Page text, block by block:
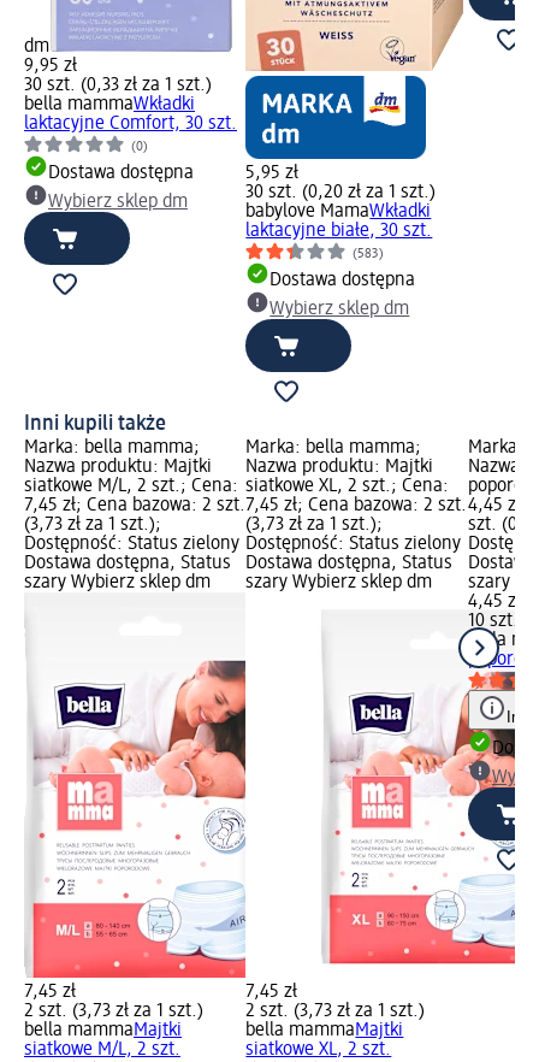
dm
9,95 zł
30 szt. (0,33 zł za 1 szt.)
bella mammaWkładki
laktacyjne Comfort, 30 szt.
(0)
Dostawa dostępna
Wybierz sklep dm
5,95 zł
30 szt. (0,20 zł za 1 szt.)
babylove MamaWkładki
laktacyjne białe, 30 szt.
(583)
Dostawa dostępna
Wybierz sklep dm
Inni kupili także
Marka: bella mamma;
Nazwa produktu: Majtki
siatkowe M/L, 2 szt.; Cena:
7,45 zł; Cena bazowa: 2 szt.
(3,73 zł za 1 szt.);
Dostępność: Status zielony
Dostawa dostępna, Status
szary Wybierz sklep dm
7,45 zł
2 szt. (3,73 zł za 1 szt.)
bella mammaMajtki
siatkowe M/L, 2 szt.
Marka: bella mamma;
Nazwa produktu: Majtki
siatkowe XL, 2 szt.; Cena:
7,45 zł; Cena bazowa: 2 szt.
(3,73 zł za 1 szt.);
Dostępność: Status zielony
Dostawa dostępna, Status
szary Wybierz sklep dm
7,45 zł
2 szt. (3,73 zł za 1 szt.)
bella mammaMajtki
siatkowe XL, 2 szt.
Marka:
Nazwa
4,45 zł;
szt.
szary
4,45 zł
10 szt.
bella